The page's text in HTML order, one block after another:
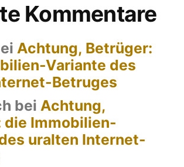
Kommentare
Achtung, Betrüger:
Variante des
Betruges
bei Achtung,
die Immobilien-
uralten Internet-